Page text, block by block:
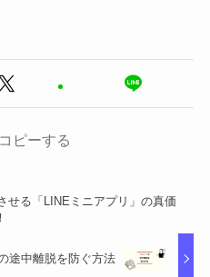
ピーする
せる「LINEミニアプリ」の真価
途中離脱を防ぐ方法